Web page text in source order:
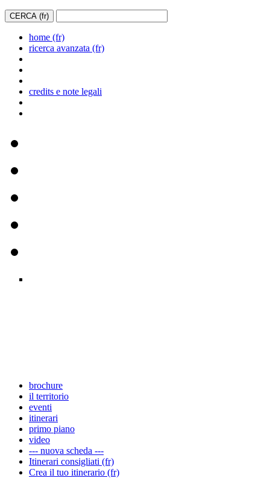
home (fr)
ricerca avanzata (fr)
credits e note legali
brochure
il territorio
eventi
itinerari
primo piano
video
--- nuova scheda ---
Itinerari consigliati (fr)
Crea il tuo itinerario (fr)